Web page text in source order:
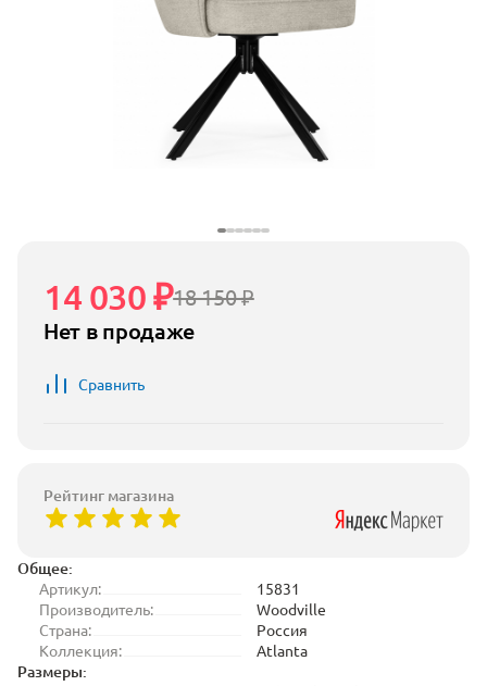
Общее:
Артикул:
15831
Производитель:
Woodville
Страна:
Россия
Коллекция:
Atlanta
Размеры:
18 150 ₽
14 030 ₽
Нет в продаже
Сравнить
Рейтинг магазина